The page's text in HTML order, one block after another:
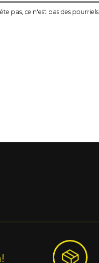
pas, ce n'est pas des pourriels